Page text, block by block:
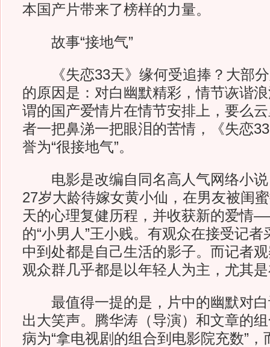
本国产片带来了榜样的力量。
故事“接地气”
《失恋33天》缘何受追捧？大部分
的原因是：对白幽默精彩，情节诙谐
谓的国产爱情片在情节安排上，要么
者一把鼻涕一把眼泪的苦情，《失恋
誉为“很接地气”。
电影是改编自同名高人气网络小说
27岁大龄待嫁女黄小仙，在男友被闺
天的心理复健历程，并收获新的爱情
的“小男人”王小贱。有观众在接受记
中到处都是自己生活的影子。而记者
观众群几乎都是以年轻人为主，尤其
最值得一提的是，片中的幽默对白
出大笑声。腾华涛（导演）和文章的
病为“拿电视剧的组合到电影院充数”